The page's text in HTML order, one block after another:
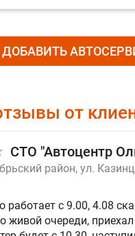
ДОБАВИТЬ
от
СТО "Автоцентр
район, ул.
работает с 9.00, 4.08
живой очереди,